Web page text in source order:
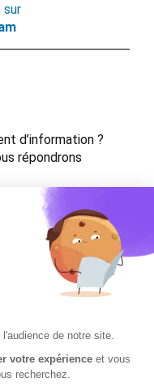
sur
d’information ?
répondrons
Plan du site